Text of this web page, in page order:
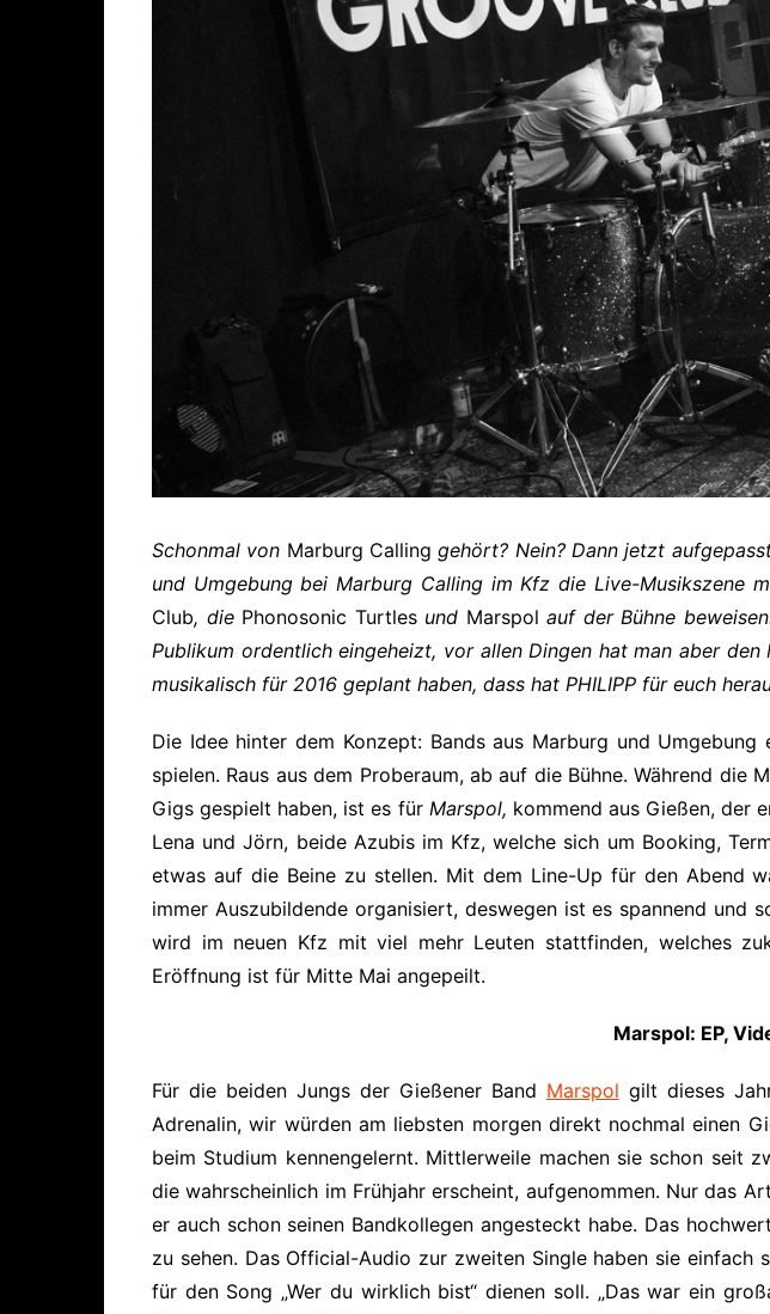
Schonmal von Marburg Calling gehört? Nein? Dann jetzt
und Umgebung bei Marburg Callingim Kfz die Live-Musikszene
Club, die Phonosonic Turtlesund Marspol auf der Bühne
Publikum ordentlich eingeheizt, vor allen Dingen hat man aber
musikalisch für 2016 geplant haben, dass hat PHILIPP für euch
Die Idee hinter dem Konzept: Bands aus Marburg und Umgebung
spielen. Raus aus dem Proberaum, ab auf die Bühne. Während die
Gigs gespielt haben, ist es für Marspol, kommend aus Gießen, der
Lena und Jörn, beide Azubis im Kfz, welche sich um Booking,
etwas auf die Beine zu stellen. Mit dem Line-Up für den Abend
immer Auszubildende organisiert, deswegen ist es spannend und
wird im neuen Kfz mit viel mehr Leuten stattfinden, welches
Eröffnung ist für Mitte Mai angepeilt.
Marspol: EP,
Für die beiden Jungs der Gießener Band Marspol gilt dieses
Adrenalin, wir würden am liebsten morgen direkt nochmal einen
beim Studium kennengelernt. Mittlerweile machen sie schon seit
die wahrscheinlich im Frühjahr erscheint, aufgenommen. Nur das
er auch schon seinen Bandkollegen angesteckt habe. Das
zu sehen. Das Official-Audio zur zweiten Single haben sie
für den Song „Wer du wirklich bist“ dienen soll. „Das war ein